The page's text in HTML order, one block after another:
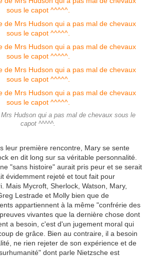
Hudson qui a pas mal de chevaux sous le
capot ^^^^^.
leur première rencontre, Mary se sente
en dit long sur sa véritable personnalité.
"sans histoire" aurait pris peur et se serait
évidemment rejeté et tout fait pour
Mais Mycroft, Sherlock, Watson, Mary,
Lestrade et Molly bien que de
appartiennent à la même "confrérie des
vivantes que la dernière chose dont
a besoin, c'est d'un jugement moral qui
de grâce. Bien au contraire, il a besoin
ne rien rejeter de son expérience et de
dont parle Nietzsche est